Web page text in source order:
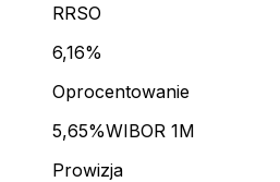
RRSO
6,16%
Oprocentowanie
5,65%WIBOR 1M
Prowizja